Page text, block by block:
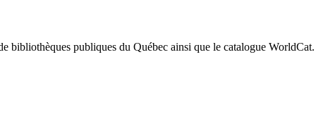
bibliothèques publiques du Québec ainsi que le catalogue WorldCat.